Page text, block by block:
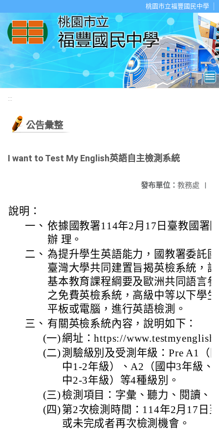
桃園市立福豐國民中學
:::
公告彙整
I want to Test My English英語自主檢測系統
發布單位： 教務處 |
說明：
一、 依據國教署114年2月17日臺教國署
辦 理。
二、 為提升學生英語能力，國教署委託
臺灣大學共同建置旨揭英檢系統，
基本教育課程綱要及歐洲共同語言
之免費英檢系統，高級中等以下學
平板或電腦，進行英語檢測。
三、 有關英檢系統內容，說明如下：
(一) 網址：https://
(二) 測驗級別及受測年級：Pre A1（
中1-2年級）、A2（國中3年級、
中2-3年級）等4種級別。
(三) 檢測項目：字彙、聽力、閱讀、
(四) 第2次檢測時間：114年2月17日
或未完成者再次檢測機會。